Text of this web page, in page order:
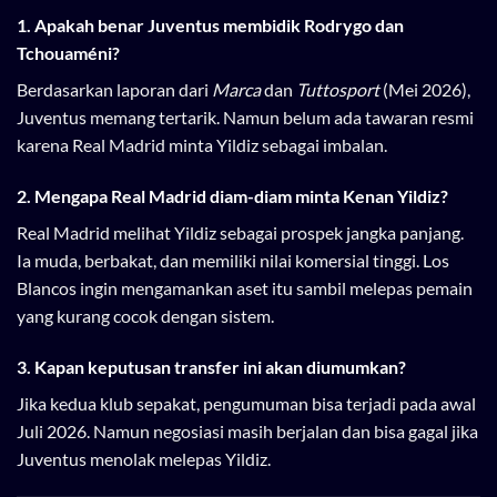
1. Apakah benar Juventus membidik Rodrygo dan
Tchouaméni?
Berdasarkan laporan dari Marcadan Tuttosport(Mei 2026),
Juventus memang tertarik. Namun belum ada tawaran resmi
karena Real Madrid minta Yildiz sebagai imbalan.
2. Mengapa Real Madrid diam-diam minta Kenan Yildiz?
Real Madrid melihat Yildiz sebagai prospek jangka panjang.
Ia muda, berbakat, dan memiliki nilai komersial tinggi. Los
Blancos ingin mengamankan aset itu sambil melepas pemain
yang kurang cocok dengan sistem.
3. Kapan keputusan transfer ini akan diumumkan?
Jika kedua klub sepakat, pengumuman bisa terjadi pada awal
Juli 2026. Namun negosiasi masih berjalan dan bisa gagal jika
Juventus menolak melepas Yildiz.